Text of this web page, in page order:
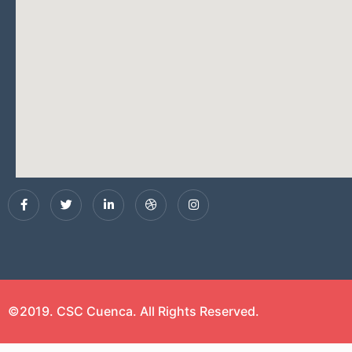
©2019. CSC Cuenca. All Rights Reserved.